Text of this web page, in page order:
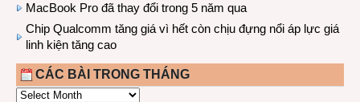
MacBook Pro đã thay đổi trong 5 năm qua
Chip Qualcomm tăng giá vì hết còn chịu đựng nổi áp lực giá
linh kiện tăng cao
CÁC BÀI TRONG THÁNG
CÁC